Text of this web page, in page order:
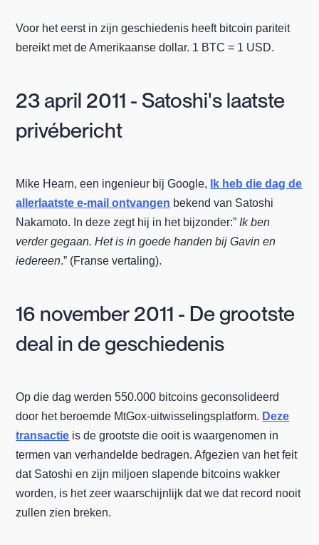
Voor het eerst in zijn geschiedenis heeft bitcoin pariteit
bereikt met de Amerikaanse dollar. 1 BTC = 1 USD.
23 april 2011 - Satoshi's laatste
privébericht
Mike Hearn, een ingenieur bij Google,
Ik heb die dag de
allerlaatste e-mail ontvangen bekend van Satoshi
Nakamoto. In deze zegt hij in het bijzonder:” Ik ben
verder gegaan. Het is in goede handen bij Gavin en
iedereen.” (Franse vertaling).
16 november 2011 - De grootste
deal in de geschiedenis
Op die dag werden 550.000 bitcoins geconsolideerd
door het beroemde MtGox-uitwisselingsplatform. Deze
transactie is de grootste die ooit is waargenomen in
termen van verhandelde bedragen. Afgezien van het feit
dat Satoshi en zijn miljoen slapende bitcoins wakker
worden, is het zeer waarschijnlijk dat we dat record nooit
zullen zien breken.